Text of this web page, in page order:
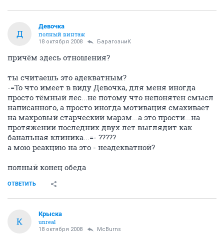
Д
Девочка
полный винтаж
18 октября 2008 БарагозниК
причём здесь отношения?
ты считаешь это адекватным?
-=То что имеет в виду Девочка, для меня иногда
просто тёмный лес...не потому что непонятен смысл
написанного, а просто иногда мотивация смахивает
на махровый старческий марзм...а это прости...на
протяжении последних двух лет выглядит как
банальная клиника...=- ?????
а мою реакцию на это - неадекватной?
полный конец обеда
ОТВЕТИТЬ
К
Крыска
unreal
18 октября 2008 McBurns